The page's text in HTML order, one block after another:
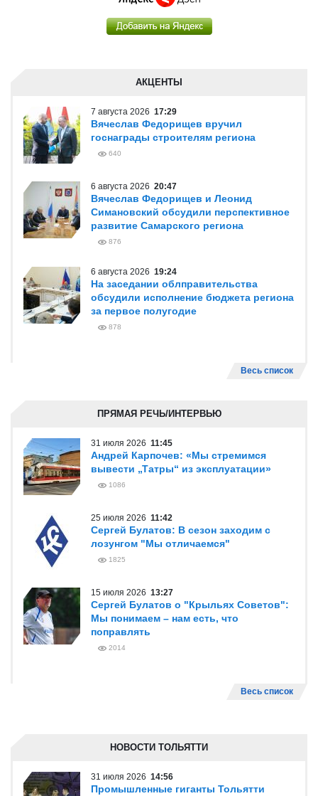
АКЦЕНТЫ
7 августа 2026 17:29
Вячеслав Федорищев вручил
госнаграды строителям региона
640
6 августа 2026 20:47
Вячеслав Федорищев и Леонид
Симановский обсудили перспективное
развитие Самарского региона
876
6 августа 2026 19:24
На заседании облправительства
обсудили исполнение бюджета региона
за первое полугодие
878
Весь список
ПРЯМАЯ РЕЧЬ/ИНТЕРВЬЮ
31 июля 2026 11:45
Андрей Карпочев: «Мы стремимся
вывести „Татры“ из эксплуатации»
1086
25 июля 2026 11:42
Сергей Булатов: В сезон заходим с
лозунгом "Мы отличаемся"
1825
15 июля 2026 13:27
Сергей Булатов о "Крыльях Советов":
Мы понимаем – нам есть, что
поправлять
2014
Весь список
НОВОСТИ ТОЛЬЯТТИ
31 июля 2026 14:56
Промышленные гиганты Тольятти